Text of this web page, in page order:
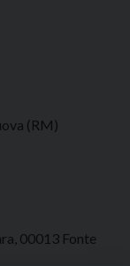
(RM)
00013 Fonte